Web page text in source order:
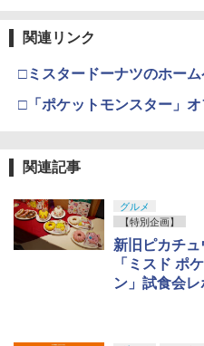
4
即納 借
￥4,400
「きみ
3
￥55,871
4
ニンテン
ンライン
3
￥10,737
【純正品
【国内正
マスター
S5、
s X|S
3
ナル三方
(オリジ
カー特典
り来た
4
劇場版「
窩座再来
￥8,698
関連リンク
□ミスタードーナツのホー
□「ポケットモンスター」
関連記事
グルメ
【特別企画】
新旧ピカチュ
「ミスド ポ
ン」試食会レ